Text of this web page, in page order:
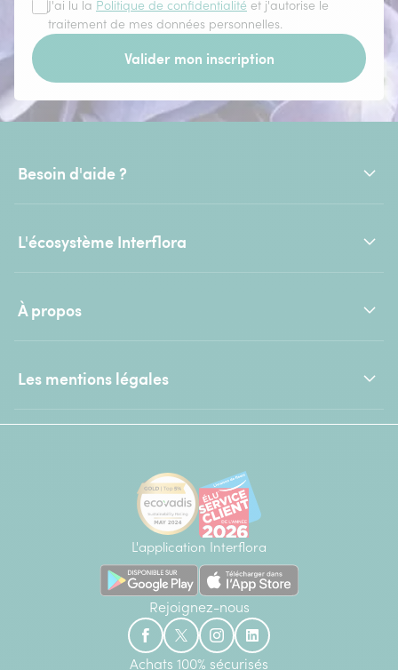
J'ai lu la Politique de confidentialité et j'autorise le
traitement de mes données personnelles.
Valider mon inscription
Besoin d'aide ?
L'écosystème Interflora
À propos
Les mentions légales
L'application Interflora
Rejoignez-nous
Achats 100% sécurisés